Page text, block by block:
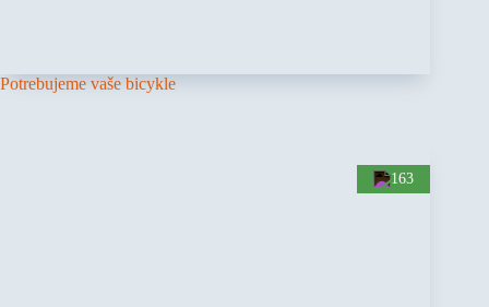
Potrebujeme vaše bicykle
163